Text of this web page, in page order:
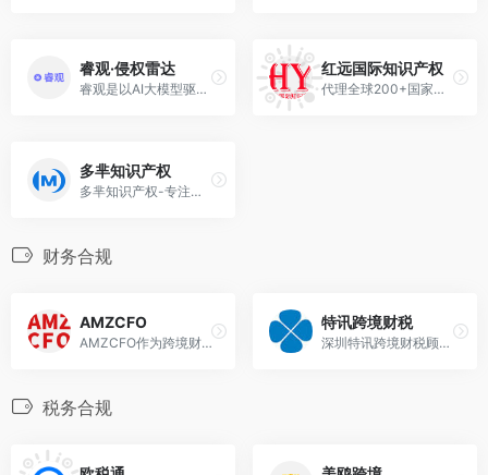
睿观·侵权雷达
睿观是以AI大模型驱动的知识产权风险检测平台。集商标、专利、版权、政策合规为一体，0门槛,已帮助200W+商品规避TRO和侵权风险。
红远国际知识产权
代理全球200+国家及地区专利...
多芈知识产权
多芈知识产权-专注跨境电商知识产权,把专业做得更专业！
财务合规
AMZCFO
AMZCFO作为跨境财税合规服务的引领者，专注跨境电商财税服务的机构。公司提供跨境电商财税合规整体解决方案、税务规划、VAT、国内外财税服务、跨境财税课程培训等一系列业务。
特讯跨境财税
深圳特讯跨境财税顾问致力为企业量身定制财税优化解决方案，为跨境企业提供香港公司、美国公司注册开户，税收筹划，财税合规和规划，财税培训，境外投资备案ODI,上市ipo辅导等一站式财税服务。
税务合规